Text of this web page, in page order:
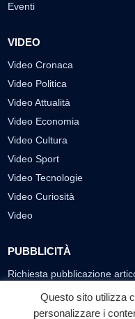
Eventi
VIDEO
Video Cronaca
Video Politica
Video Attualità
Video Economia
Video Cultura
Video Sport
Video Tecnologie
Video Curiosità
Video
PUBBLICITÀ
Richiesta pubblicazione
SEGUICI SUI SOCIAL
Questo sito utilizza
personalizzare i